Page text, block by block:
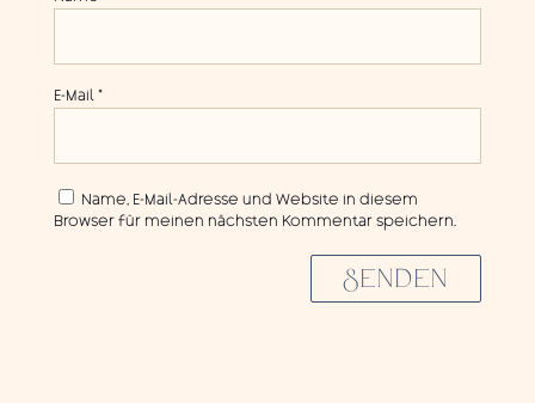
E-Mail *
Name, E-Mail-Adresse und Website in diesem
Browser für meinen nächsten Kommentar speichern.
SENDEN